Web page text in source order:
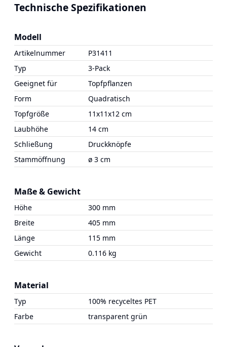
Technische Spezifikationen
Modell
Artikelnummer
P31411
Typ
3-Pack
Geeignet für
Topfpflanzen
Form
Quadratisch
Topfgröße
11x11x12 cm
Laubhöhe
14 cm
Schließung
Druckknöpfe
Stammöffnung
ø 3 cm
Maße & Gewicht
Höhe
300 mm
Breite
405 mm
Länge
115 mm
Gewicht
0.116 kg
Material
Typ
100% recyceltes PET
Farbe
transparent grün